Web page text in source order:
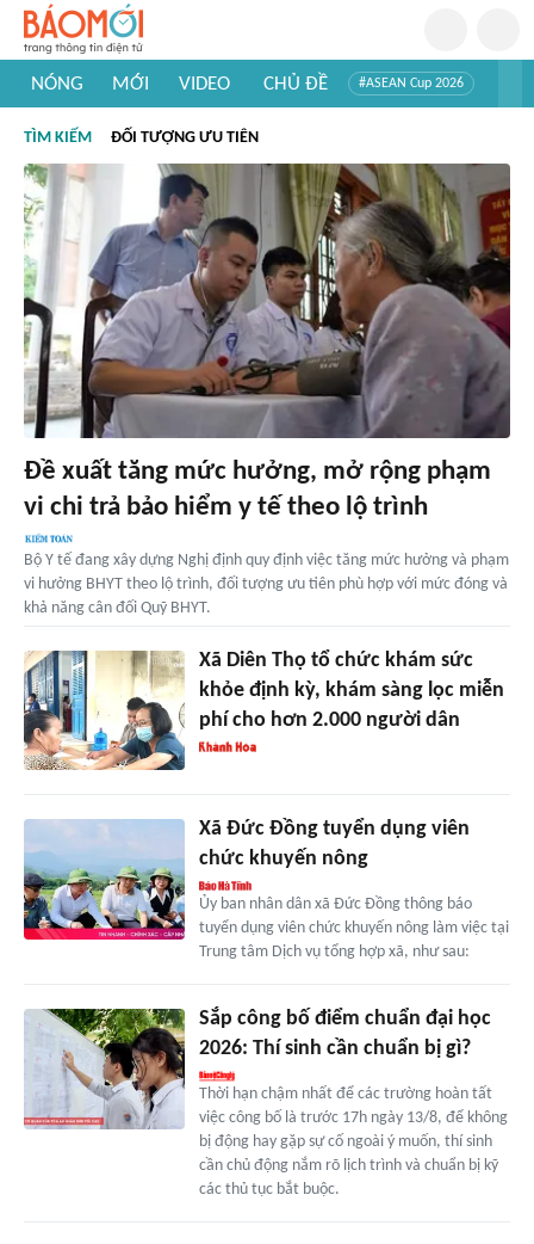
NÓNG MỚI VIDEO CHỦ ĐỀ #ASEAN Cup 2026
#Khám phá thế giới
TÌM KIẾM ĐỐI TƯỢNG ƯU TIÊN
Đề xuất tăng mức hưởng, mở rộng phạm
vi chi trả bảo hiểm y tế theo lộ trình
Bộ Y tế đang xây dựng Nghị định quy định việc tăng mức hưởng và phạm
vi hưởng BHYT theo lộ trình, đối tượng ưu tiên phù hợp với mức đóng và
khả năng cân đối Quỹ BHYT.
Xã Diên Thọ tổ chức khám sức
khỏe định kỳ, khám sàng lọc miễn
phí cho hơn 2.000 người dân
Xã Đức Đồng tuyển dụng viên
chức khuyến nông
Ủy ban nhân dân xã Đức Đồng thông báo
tuyển dụng viên chức khuyến nông làm việc tại
Trung tâm Dịch vụ tổng hợp xã, như sau:
Sắp công bố điểm chuẩn đại học
2026: Thí sinh cần chuẩn bị gì?
Thời hạn chậm nhất để các trường hoàn tất
việc công bố là trước 17h ngày 13/8, để không
bị động hay gặp sự cố ngoài ý muốn, thí sinh
cần chủ động nắm rõ lịch trình và chuẩn bị kỹ
các thủ tục bắt buộc.